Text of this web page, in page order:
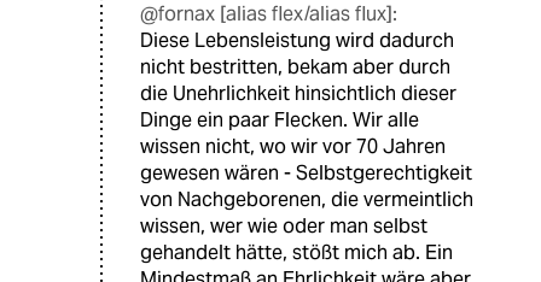
@fornax [alias flex/alias flux]:
Diese Lebensleistung wird dadurch
nicht bestritten, bekam aber durch
die Unehrlichkeit hinsichtlich dieser
Dinge ein paar Flecken. Wir alle
wissen nicht, wo wir vor 70 Jahren
gewesen wären - Selbstgerechtigkeit
von Nachgeborenen, die vermeintlich
wissen, wer wie oder man selbst
gehandelt hätte, stößt mich ab. Ein